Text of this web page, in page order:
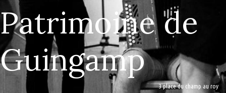
Patrimoine de
Guingamp
3 place du champ au roy